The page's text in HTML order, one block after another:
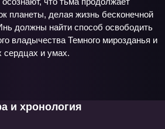
планеты, делая жизнь бесконечной
должны найти способ освободить
владычества Темного мирозданья и
сердцах и умах.
и хронология